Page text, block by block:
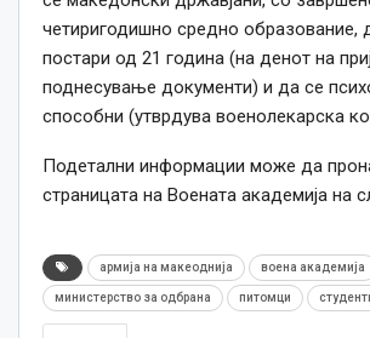
четиригодишно средно образование,
постари од 21 година (на денот на
поднесување документи) и да се
способни (утврдува военолекарска
Подетални информации може да
страницата на Воената академија на
армија на макеоднија воена академија
министерство за одбрана питомци